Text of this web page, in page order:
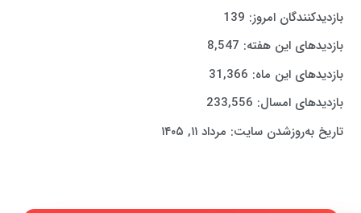
بازدیدکنندگان امروز: 139
بازدیدهای این هفته: 8,547
بازدیدهای این ماه: 31,366
بازدیدهای امسال: 233,556
تاریخ به‌روزشدن سایت: مرداد ۱۱, ۱۴۰۵